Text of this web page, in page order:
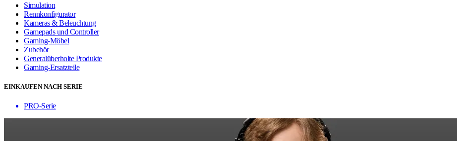
Simulation
Rennkonfigurator
Kameras & Beleuchtung
Gamepads und Controller
Gaming-Möbel
Zubehör
Generalüberholte Produkte
Gaming-Ersatzteile
EINKAUFEN NACH SERIE
PRO-Serie